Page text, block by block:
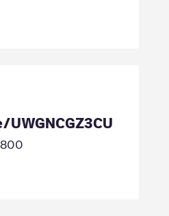
UWGNCGZ3CU